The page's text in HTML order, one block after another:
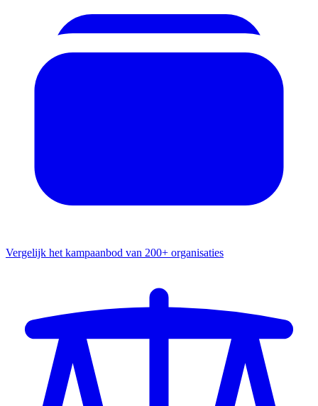
Vergelijk het kampaanbod van 200+ organisaties